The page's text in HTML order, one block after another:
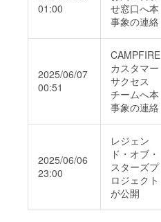
01:00
せ窓口へ本
事象の連絡
2025/06/07
00:51
CAMPFIRE
カスタマー
サクセス
チームへ本
事象の連絡
2025/06/06
23:00
レジェン
ド・オブ・
スターズプ
ロジェクト
が公開